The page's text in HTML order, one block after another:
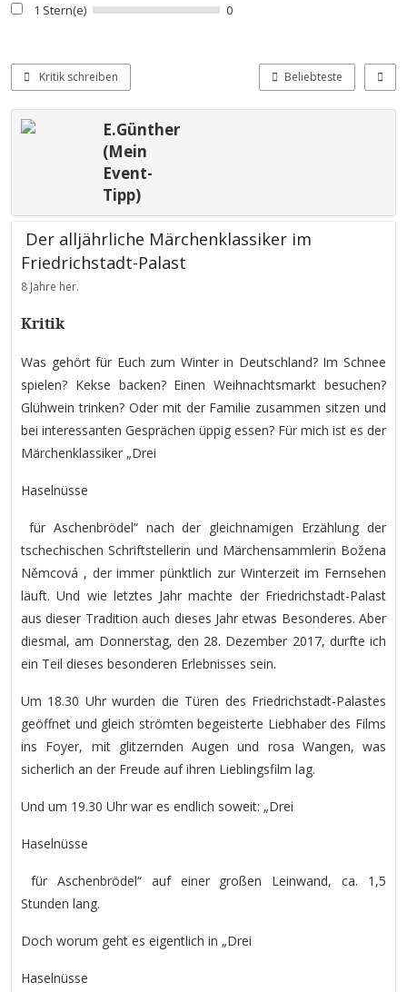
1 Stern(e)
0
Kritik schreiben Beliebteste
E.Günther
(Mein
Event-
Tipp)
Der alljährliche Märchenklassiker im
Friedrichstadt-Palast
8 Jahre her.
Kritik
Was gehört für Euch zum Winter in Deutschland? Im Schnee
spielen? Kekse backen? Einen Weihnachtsmarkt besuchen?
Glühwein trinken? Oder mit der Familie zusammen sitzen und
bei interessanten Gesprächen üppig essen? Für mich ist es der
Märchenklassiker „Drei
Haselnüsse
für Aschenbrödel“ nach der gleichnamigen Erzählung der
tschechischen Schriftstellerin und Märchensammlerin Božena
Němcová , der immer pünktlich zur Winterzeit im Fernsehen
läuft. Und wie letztes Jahr machte der Friedrichstadt-Palast
aus dieser Tradition auch dieses Jahr etwas Besonderes. Aber
diesmal, am Donnerstag, den 28. Dezember 2017, durfte ich
ein Teil dieses besonderen Erlebnisses sein.
Um 18.30 Uhr wurden die Türen des Friedrichstadt-Palastes
geöffnet und gleich strömten begeisterte Liebhaber des Films
ins Foyer, mit glitzernden Augen und rosa Wangen, was
sicherlich an der Freude auf ihren Lieblingsfilm lag.
Und um 19.30 Uhr war es endlich soweit: „Drei
Haselnüsse
für Aschenbrödel“ auf einer großen Leinwand, ca. 1,5
Stunden lang.
Doch worum geht es eigentlich in „Drei
Haselnüsse